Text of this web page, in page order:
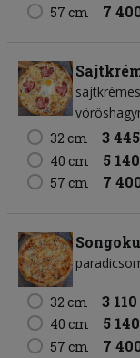
57 cm 7
32 cm
3
40 cm 5
57 cm 7
32 cm 3
40 cm 5
57 cm 7